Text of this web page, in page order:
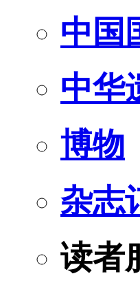
中国
中华
博物
杂志
读者